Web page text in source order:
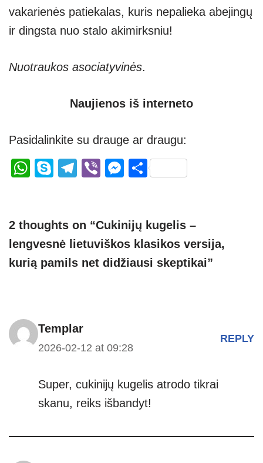
vakarienės patiekalas, kuris nepalieka abejingų
ir dingsta nuo stalo akimirksniu!
Nuotraukos asociatyvinės.
Naujienos iš interneto
Pasidalinkite su drauge ar draugu:
W
s
A
p
S
e
T
gr
a
m
Vi
M
e
n
g
S
e
2 thoughts on “Cukinijų kugelis –
lengvesnė lietuviškos klasikos versija,
kurią pamils net didžiausi skeptikai”
Templar
2026-02-12 at 09:28
REPLY
Super, cukinijų kugelis atrodo tikrai
skanu, reiks išbandyt!